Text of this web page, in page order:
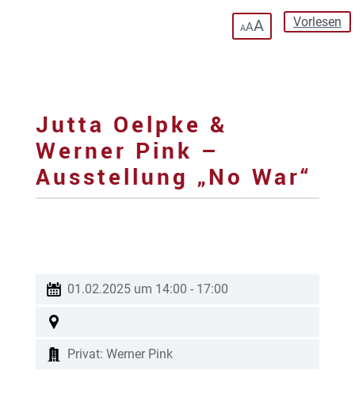
Vorlesen
AAA
Jutta Oelpke &
Werner Pink –
Ausstellung „No War“
01.02.2025 um 14:00 - 17:00
Privat: Werner Pink